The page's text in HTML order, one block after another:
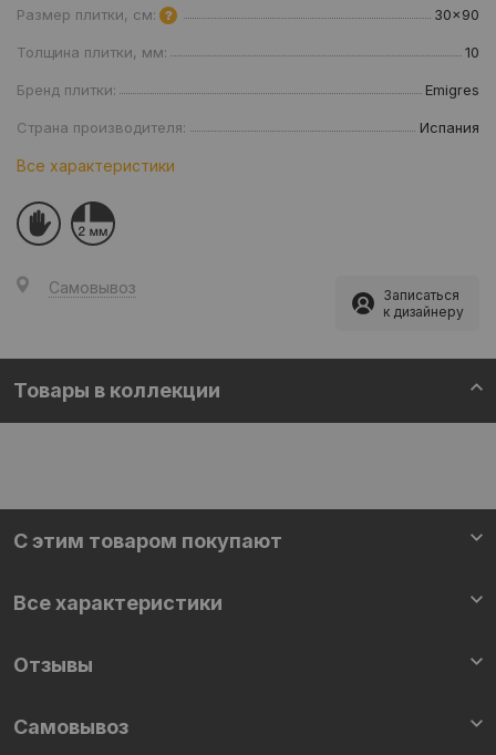
Размер плитки, см: 30x90
Толщина плитки, мм: 10
Бренд плитки: Emigres
Страна производителя: Испания
Все характеристики
Самовывоз
Записаться
к дизайнеру
Товары в коллекции
С этим товаром покупают
Все характеристики
Отзывы
Самовывоз